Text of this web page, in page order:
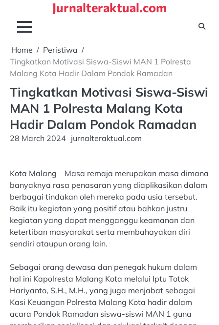
content
Jurnalteraktual.com
Home
Peristiwa
Tingkatkan Motivasi Siswa-Siswi MAN 1 Polresta
Malang Kota Hadir Dalam Pondok Ramadan
Tingkatkan Motivasi Siswa-Siswi
MAN 1 Polresta Malang Kota
Hadir Dalam Pondok Ramadan
28 March 2024 jurnalteraktual.com
Kota Malang – Masa remaja merupakan masa dimana
banyaknya rasa penasaran yang diaplikasikan dalam
berbagai tindakan oleh mereka pada usia tersebut.
Baik itu kegiatan yang positif atau bahkan justru
kegiatan yang dapat mengganggu keamanan dan
ketertiban masyarakat serta membahayakan diri
sendiri ataupun orang lain.
Sebagai orang dewasa dan penegak hukum dalam
hal ini Kapolresta Malang Kota melalui Iptu Totok
Hariyanto, S.H., M.H., yang juga menjabat sebagai
Kasi Keuangan Polresta Malang Kota hadir dalam
acara Pondok Ramadan siswa-siswi MAN 1 guna